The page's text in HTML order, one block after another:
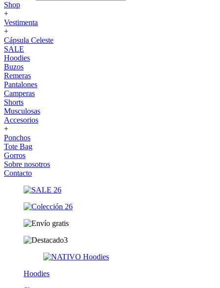
Shop
+
Vestimenta
+
Cápsula Celeste
SALE
Hoodies
Buzos
Remeras
Pantalones
Camperas
Shorts
Musculosas
Accesorios
+
Ponchos
Tote Bag
Gorros
Sobre nosotros
Contacto
Hoodies